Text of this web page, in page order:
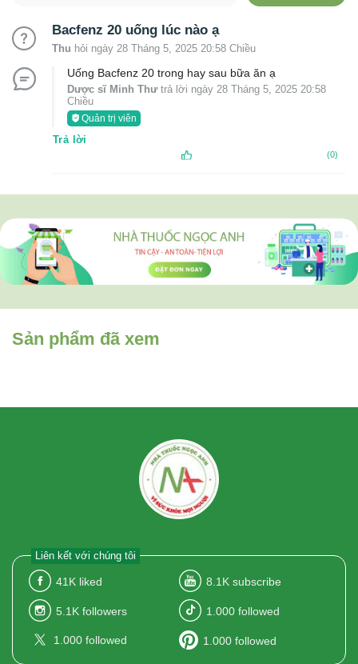
Bacfenz 20 uống lúc nào ạ
Thu hỏi ngày 28 Tháng 5, 2025 20:58 Chiều
Uống Bacfenz 20 trong hay sau bữa ăn ạ
Dược sĩ Minh Thưtrả lời ngày 28 Tháng 5, 2025 20:58
Chiều
Quản trị viên
Trả lời
(0)
Sản phẩm đã xem
Liên kết với chúng tôi
41K liked 8.1K subscribe
5.1K followers 1.000 followed
1.000 followed 1.000 followed